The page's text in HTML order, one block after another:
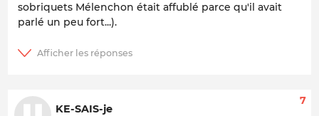
sobriquets Mélenchon était affublé parce qu'il avait
parlé un peu fort...).
KE-SAIS-je
7